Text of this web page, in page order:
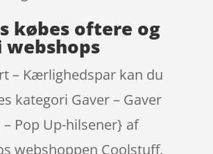
købes oftere og
– Kærlighedspar kan du
kategori Gaver – Gaver
Pop Up-hilsener} af
webshoppen Coolstuff.